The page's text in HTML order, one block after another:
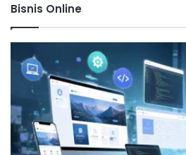
Bisnis Online